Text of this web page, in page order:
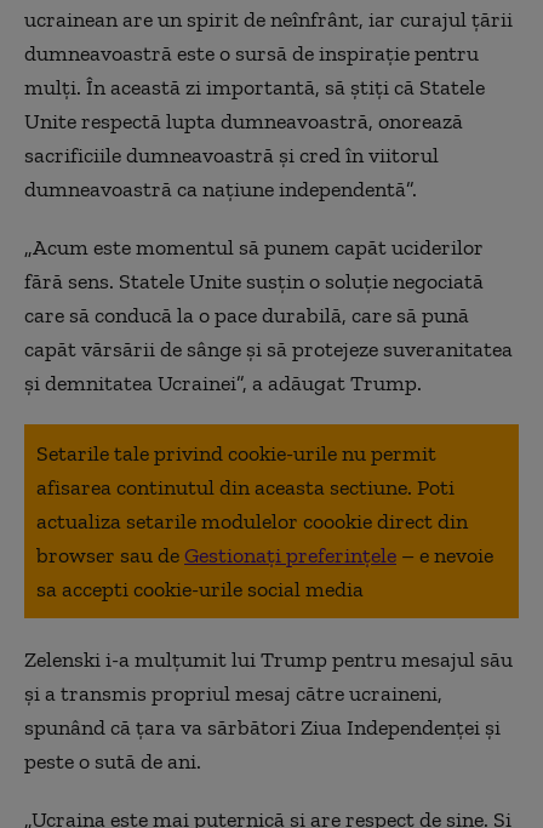
ucrainean are un spirit de neînfrânt, iar curajul ţării
dumneavoastră este o sursă de inspiraţie pentru
mulţi. În această zi importantă, să ştiţi că Statele
Unite respectă lupta dumneavoastră, onorează
sacrificiile dumneavoastră şi cred în viitorul
dumneavoastră ca naţiune independentă”.
„Acum este momentul să punem capăt uciderilor
fără sens. Statele Unite susţin o soluţie negociată
care să conducă la o pace durabilă, care să pună
capăt vărsării de sânge şi să protejeze suveranitatea
şi demnitatea Ucrainei”, a adăugat Trump.
Setarile tale privind cookie-urile nu permit
afisarea continutul din aceasta sectiune. Poti
actualiza setarile modulelor coookie direct din
browser sau deGestionați preferințele – e nevoie
sa accepti cookie-urile social media
Zelenski i-a mulţumit lui Trump pentru mesajul său
şi a transmis propriul mesaj către ucraineni,
spunând că ţara va sărbători Ziua Independenţei şi
peste o sută de ani.
„Ucraina este mai puternică şi are respect de sine. Şi